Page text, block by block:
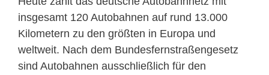
insgesamt 120 Autobahnen auf rund 13.000
Kilometern zu den größten in Europa und
weltweit. Nach dem Bundesfernstraßengesetz
sind Autobahnen ausschließlich für den